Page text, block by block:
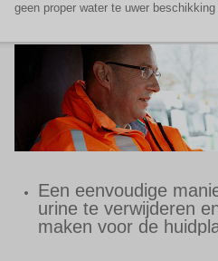
geen proper water te uwer beschikking
Een eenvoudige
urine te verwijderen
maken voor de